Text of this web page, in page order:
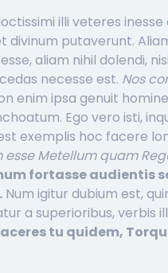
illi veteres inesse
divinum putaverunt.
aliam nihil dolendi,
necesse est. Nos
enim ipsa genuit
Ego vero isti,
exemplis hoc facere
Metellum quam
fortasse audientis
Num igitur dubium est,
a superioribus, verbis
tu quidem,